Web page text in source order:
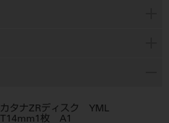
カタナZRディスク YML
T14mm1枚 A1